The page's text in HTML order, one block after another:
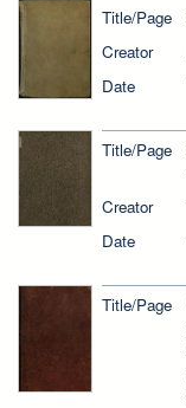
Title/Page
Creator
Date
Title/Page
Creator
Date
Title/Page